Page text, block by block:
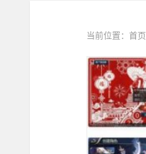
当前位置： 首页